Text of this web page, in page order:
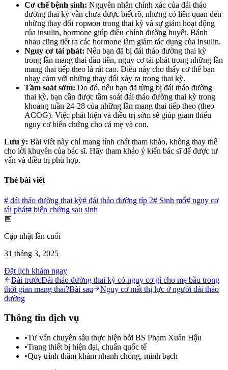
Cơ chế bệnh sinh: Nguyên nhân chính xác của đái tháo
đường thai kỳ vẫn chưa được biết rõ, nhưng có liên quan đến
những thay đổi гормон trong thai kỳ và sự giảm hoạt động
của insulin, hormone giúp điều chỉnh đường huyết. Bánh
nhau cũng tiết ra các hormone làm giảm tác dụng của insulin.
Nguy cơ tái phát: Nếu bạn đã bị đái tháo đường thai kỳ
trong lần mang thai đầu tiên, nguy cơ tái phát trong những lần
mang thai tiếp theo là rất cao. Điều này cho thấy cơ thể bạn
nhạy cảm với những thay đổi xảy ra trong thai kỳ.
Tầm soát sớm: Do đó, nếu bạn đã từng bị đái tháo đường
thai kỳ, bạn cần được tầm soát đái tháo đường thai kỳ trong
khoảng tuần 24-28 của những lần mang thai tiếp theo (theo
ACOG). Việc phát hiện và điều trị sớm sẽ giúp giảm thiểu
nguy cơ biến chứng cho cả mẹ và con.
Lưu ý: Bài viết này chỉ mang tính chất tham khảo, không thay thế
cho lời khuyên của bác sĩ. Hãy tham khảo ý kiến bác sĩ để được tư
vấn và điều trị phù hợp.
Thẻ bài viết
# đái tháo đường thai kỳ# đái tháo đường típ 2# Sinh mổ# nguy cơ
tái phát# biến chứng sau sinh
📅
Cập nhật lần cuối
31 tháng 3, 2025
Đặt lịch khám ngay
Bài trướcĐái tháo đường thai kỳ có nguy cơ gì cho mẹ bầu trong
thời gian mang thai?Bài sau
Nguy cơ mất thị lực ở người đái tháo
đường
Thông tin dịch vụ
•Tư vấn chuyên sâu thực hiện bởi BS Phạm Xuân Hậu
•Trang thiết bị hiện đại, chuẩn quốc tế
•Quy trình thăm khám nhanh chóng, minh bạch